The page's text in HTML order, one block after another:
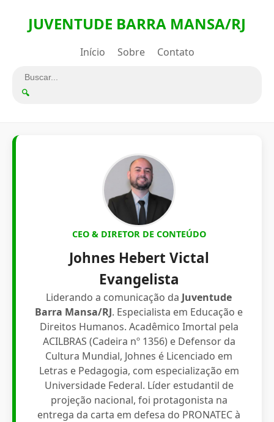
JUVENTUDE BARRA MANSA/RJ
Início Sobre Contato
🔍
CEO & DIRETOR DE CONTEÚDO
Johnes Hebert Victal
Evangelista
Liderando a comunicação da Juventude
Barra Mansa/RJ. Especialista em Educação e
Direitos Humanos. Acadêmico Imortal pela
ACILBRAS (Cadeira nº 1356) e Defensor da
Cultura Mundial, Johnes é Licenciado em
Letras e Pedagogia, com especialização em
Universidade Federal. Líder estudantil de
projeção nacional, foi protagonista na
entrega da carta em defesa do PRONATEC à